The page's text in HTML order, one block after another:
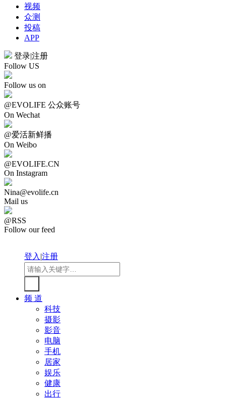
视频
众测
投稿
APP
登录|注册
Follow US
Follow us on
@EVOLIFE 公众账号
On Wechat
@爱活新鲜播
On Weibo
@EVOLIFE.CN
On Instagram
Nina@evolife.cn
Mail us
@RSS
Follow our feed
登入|注册
频 道
科技
摄影
影音
电脑
手机
居家
娱乐
健康
出行